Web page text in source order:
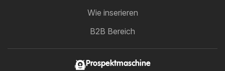
Wie inserieren
B2B Bereich
Prospektmaschine